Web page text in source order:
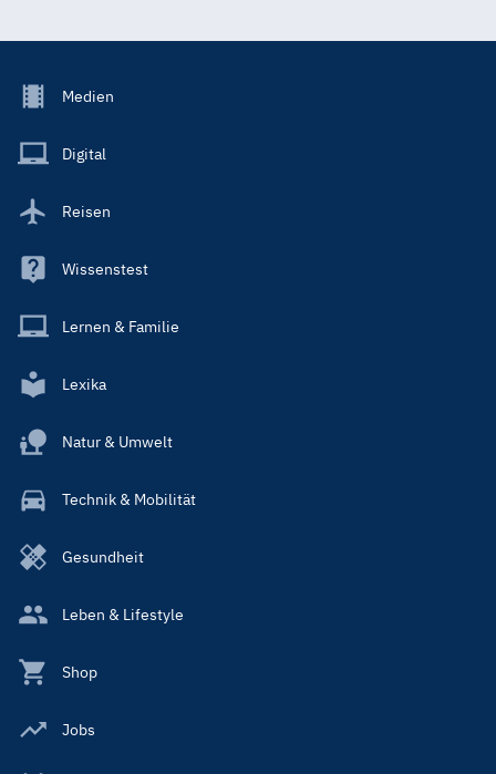
Footer
Main
Medien
Digital
Reisen
Wissenstest
Lernen & Familie
Lexika
Natur & Umwelt
Technik & Mobilität
Gesundheit
Leben & Lifestyle
Shop
Jobs